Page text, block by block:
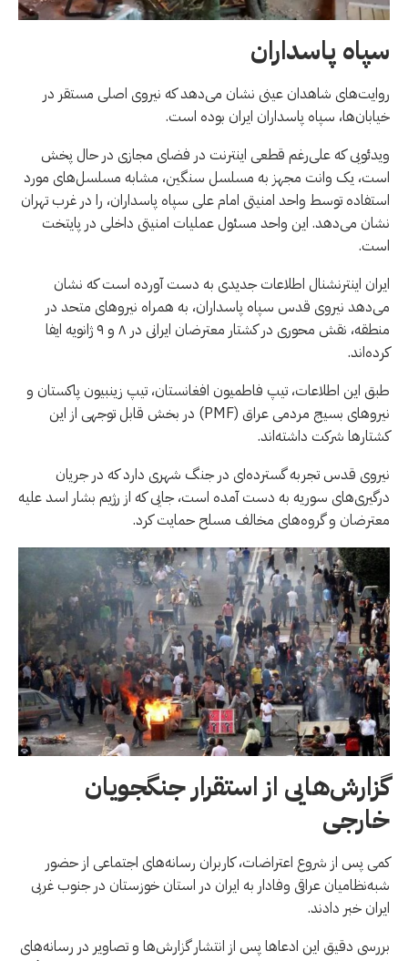
سپاه پاسداران
روایت‌های شاهدان عینی نشان می‌دهد که نیروی اصلی مستقر در
خیابان‌ها، سپاه پاسداران ایران بوده است.
ویدئویی که علی‌رغم قطعی اینترنت در فضای مجازی در حال پخش
است، یک وانت مجهز به مسلسل سنگین، مشابه مسلسل‌های مورد
استفاده توسط واحد امنیتی امام علی سپاه پاسداران، را در غرب تهران
نشان می‌دهد. این واحد مسئول عملیات امنیتی داخلی در پایتخت
است.
ایران اینترنشنال اطلاعات جدیدی به دست آورده است که نشان
می‌دهد نیروی قدس سپاه پاسداران، به همراه نیروهای متحد در
منطقه، نقش محوری در کشتار معترضان ایرانی در ۸ و ۹ ژانویه ایفا
کرده‌اند.
طبق این اطلاعات، تیپ فاطمیون افغانستان، تیپ زینبیون پاکستان و
نیروهای بسیج مردمی عراق (PMF) در بخش قابل توجهی از این
کشتارها شرکت داشته‌اند.
نیروی قدس تجربه گسترده‌ای در جنگ شهری دارد که در جریان
درگیری‌های سوریه به دست آمده است، جایی که از رژیم بشار اسد علیه
معترضان و گروه‌های مخالف مسلح حمایت کرد.
گزارش‌هایی از استقرار جنگجویان
خارجی
کمی پس از شروع اعتراضات، کاربران رسانه‌های اجتماعی از حضور
شبه‌نظامیان عراقی وفادار به ایران در استان خوزستان در جنوب غربی
ایران خبر دادند.
بررسی دقیق این ادعاها پس از انتشار گزارش‌ها و تصاویر در رسانه‌های